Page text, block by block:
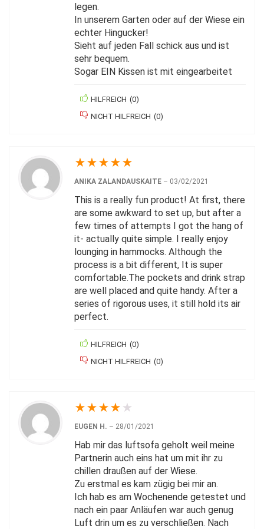
legen.
In unserem Garten oder auf der Wiese ein
echter Hingucker!
Sieht auf jeden Fall schick aus und ist
sehr bequem.
Sogar EIN Kissen ist mit eingearbeitet
HILFREICH (0)
NICHT HILFREICH (0)
★★★★★
ANIKA ZALANDAUSKAITE – 03/02/2021
This is a really fun product! At first, there
are some awkward to set up, but after a
few times of attempts I got the hang of
it- actually quite simple. I really enjoy
lounging in hammocks. Although the
process is a bit different, It is super
comfortable.The pockets and drink strap
are well placed and quite handy. After a
series of rigorous uses, it still hold its air
perfect.
HILFREICH (0)
NICHT HILFREICH (0)
★★★★ ★
EUGEN H. – 28/01/2021
Hab mir das luftsofa geholt weil meine
Partnerin auch eins hat um mit ihr zu
chillen draußen auf der Wiese.
Zu erstmal es kam zügig bei mir an.
Ich hab es am Wochenende getestet und
nach ein paar Anläufen war auch genug
Luft drin um es zu verschließen. Nach